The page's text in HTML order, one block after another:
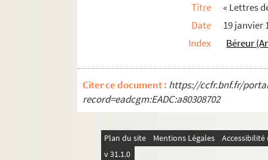
Fol. 258 vo. « Lettre de noblesse pour Jean
Fol. 263 vo. « Mutation de noblesse pour M.
Fol. 265. « Lettres de noblesse pour MM.
Fol. 271. « Lettres de noblesse pour M.
Fol. 274. « Lettres de noblesse pour M.
Titre
« Lettres
Date
19 janvier
Index
Béreur
Citer ce document : https://ccfr.bnf.fr/
record=eadcgm:EADC:a80308702
Plan du site Mentions Légales
v 31.1.0